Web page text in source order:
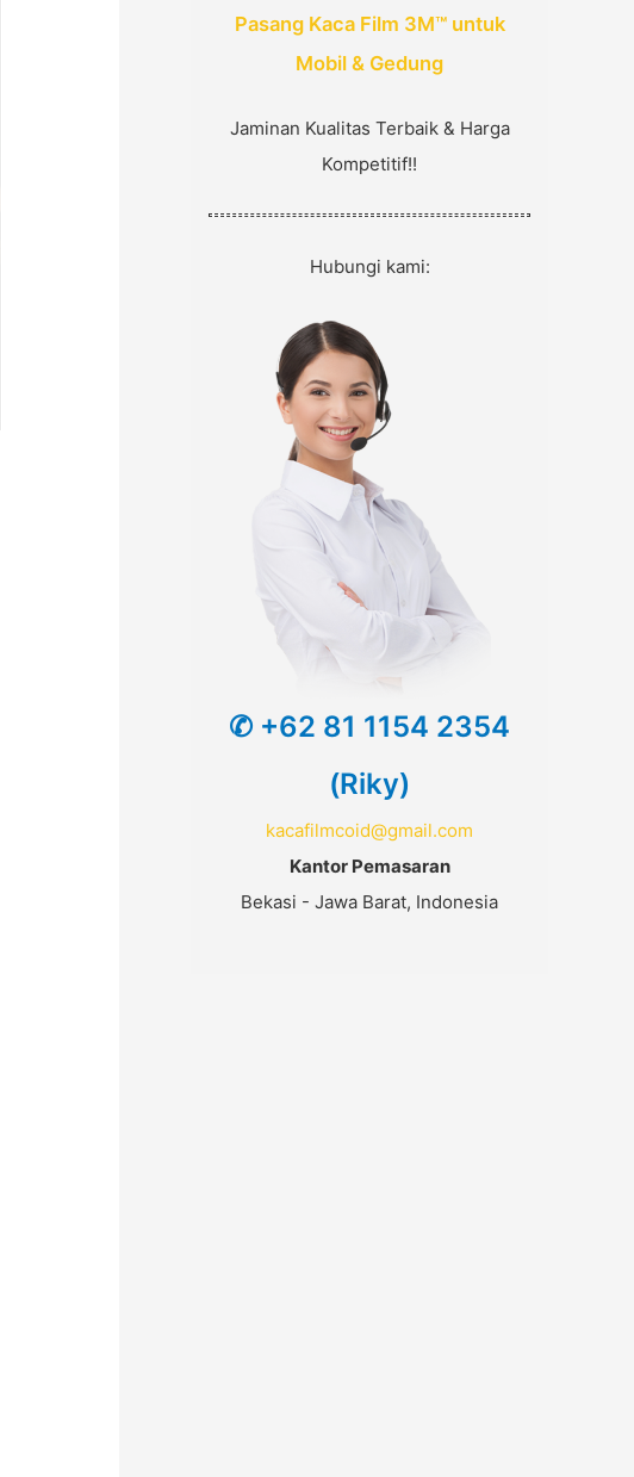
Pasang Kaca Film 3M™ untuk
Mobil & Gedung
Jaminan Kualitas Terbaik & Harga
Kompetitif!!
Hubungi kami:
✆ +62 81 1154 2354
(Riky)
kacafilmcoid@gmail.com
Kantor Pemasaran
Bekasi - Jawa Barat, Indonesia